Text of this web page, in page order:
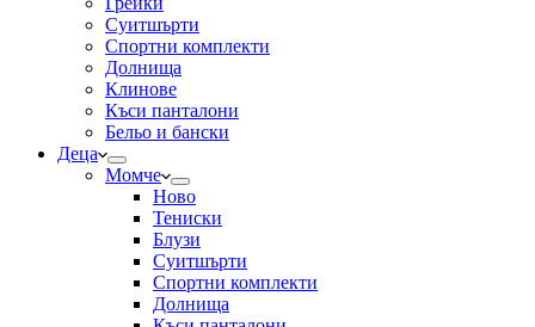
Суитшърти
Спортни комплекти
Долнища
Клинове
Къси панталони
Бельо и бански
Деца
Момче
Ново
Тениски
Блузи
Суитшърти
Спортни комплекти
Долнища